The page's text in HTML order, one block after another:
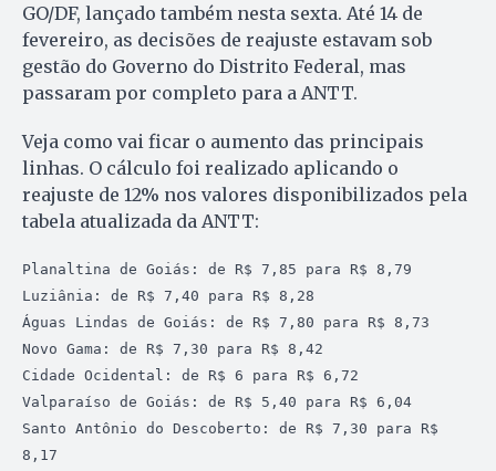
GO/DF, lançado também nesta sexta. Até 14 de
fevereiro, as decisões de reajuste estavam sob
gestão do Governo do Distrito Federal, mas
passaram por completo para a ANTT.
Veja como vai ficar o aumento das principais
linhas. O cálculo foi realizado aplicando o
reajuste de 12% nos valores disponibilizados pela
tabela atualizada da ANTT:
Planaltina de Goiás: de R$ 7,85 para R$ 8,79
Luziânia: de R$ 7,40 para R$ 8,28
Águas Lindas de Goiás: de R$ 7,80 para R$ 8,73
Novo Gama: de R$ 7,30 para R$ 8,42
Cidade Ocidental: de R$ 6 para R$ 6,72
Valparaíso de Goiás: de R$ 5,40 para R$ 6,04
Santo Antônio do Descoberto: de R$ 7,30 para R$
8,17